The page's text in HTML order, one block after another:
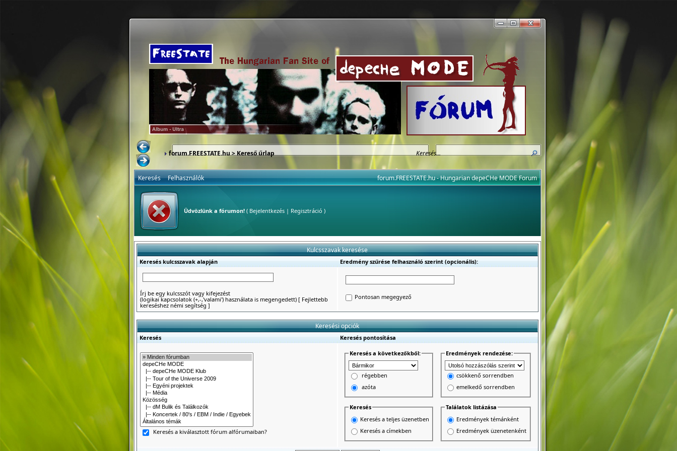
forum.FREESTATE.hu> Kereső űrlap
forum.FREESTATE.hu - Hungarian depeCHe MODE Forum
Keresés Felhasználók
Üdvözlünk a fórumon!( Bejelentkezés| Regisztráció )
Kulcsszavak keresése
Keresés kulcsszavak alapján Eredmény szűrése felhasználó szerint (opcionális):
Írj be egy kulcsszót vagy kifejezést
(logikai kapcsolatok (+,-,'valami') használata is megengedett)[ Fejlettebb
kereséshez némi segítség ]
Pontosan megegyező
Keresési opciók
Keresés Keresés pontosítása
Keresés a kiválasztott fórum alfórumaiban?
Keresés a következőkből:
régebben
azóta
Eredmények rendezése:
csökkenő sorrendben
emelkedő sorrendben
Keresés
Keresés a teljes üzenetben
Keresés a címekben
Találatok listázása
Eredmények témánként
Eredmények üzenetenként